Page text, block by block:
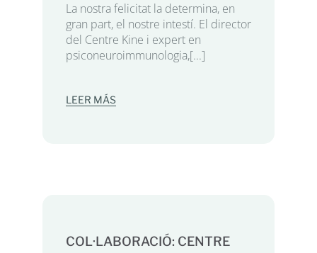
La nostra felicitat la determina, en
gran part, el nostre intestí. El director
del Centre Kine i expert en
psiconeuroimmunologia,[...]
LEER MÁS
COL·LABORACIÓ: CENTRE